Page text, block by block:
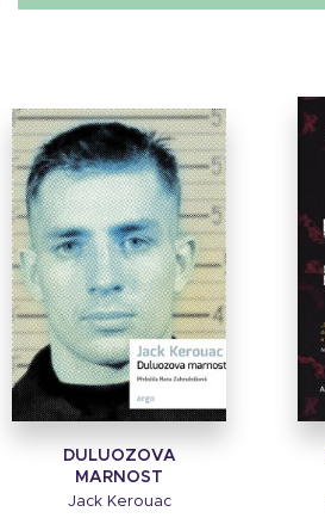
DULUOZOVA
MARNOST
Jack Kerouac